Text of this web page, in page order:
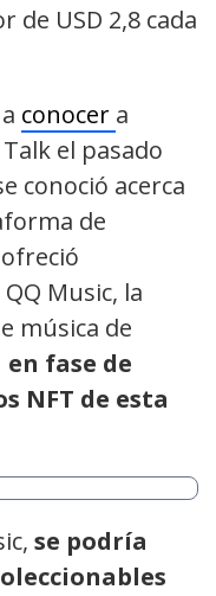
de USD 2,8 cada
conocer a
el pasado
conoció acerca
de
Music, la
música de
fase de
NFT de esta
se podría